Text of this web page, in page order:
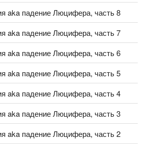
aka падение Люцифера, часть 8
aka падение Люцифера, часть 7
aka падение Люцифера, часть 6
aka падение Люцифера, часть 5
aka падение Люцифера, часть 4
aka падение Люцифера, часть 3
aka падение Люцифера, часть 2